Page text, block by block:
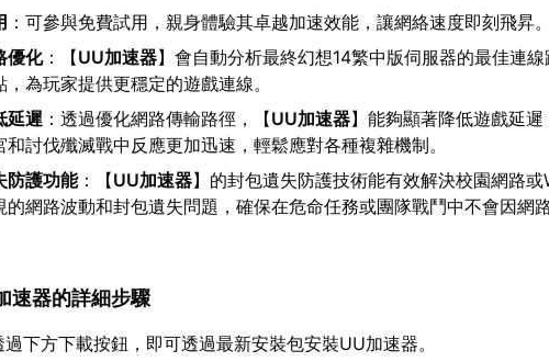
：可參與免費試用，親身體驗其卓越加速效能，讓網絡速度即刻飛昇
優化：【UU加速器】會自動分析最終幻想14繁中版伺服器的最佳連
，為玩家提供更穩定的遊戲連線。
延遲 ：透過優化網路傳輸路徑，【UU加速器】能夠顯著降低遊戲延
和討伐殲滅戰中反應更加迅速，輕鬆應對各種複雜機制。
防護功能：【UU加速器】的封包遺失防護技術能有效解決校園網路
的網路波動和封包遺失問題，確保在危命任務或團隊戰鬥中不會因網
速器的詳細步驟
下方下載按鈕，即可透過最新安裝包安裝UU加速器。